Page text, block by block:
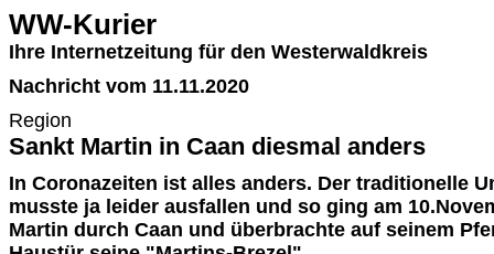
WW-Kurier
Ihre Internetzeitung für den Westerwaldkreis
Nachricht vom 11.11.2020
Region
Sankt Martin in Caan diesmal anders
In Coronazeiten ist alles anders. Der traditionelle
musste ja leider ausfallen und so ging am
Martin durch Caan und überbrachte auf seinem